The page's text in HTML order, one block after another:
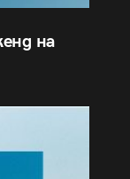
на